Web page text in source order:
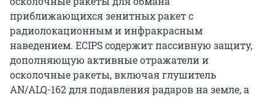
приближающихся зенитных ракет с
радиолокационным и инфракрасным
наведением. ECIPS содержит пассивную защиту,
дополняющую активные отражатели и
осколочные ракеты, включая глушитель
AN/ALQ-162для подавления радаров на земле, а